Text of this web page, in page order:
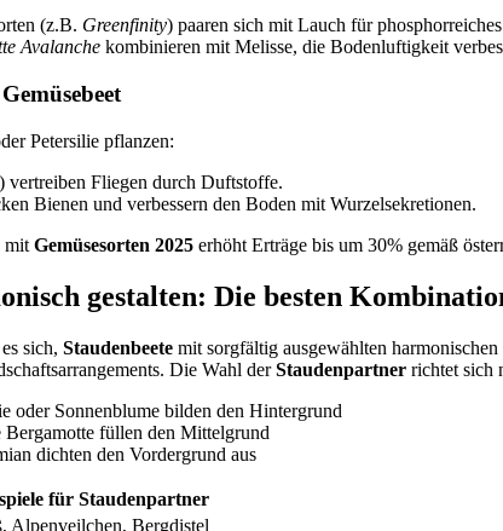
(z.B. Greenfinity) paaren sich mit Lauch für
Avalanche kombinieren mit Melisse, die Bodenluftigkeit
Petersilie pflanzen:
Fliegen durch Duftstoffe.
Bienen und verbessern den Boden mit Wurzelsekretionen.
mit Gemüsesorten 2025 erhöht Erträge bis um 30% gemäß
gestalten: Die besten
sich, Staudenbeete mit sorgfältig ausgewählten
Die Wahl derStaudenpartner richtet sich
oder Sonnenblume bilden den Hintergrund
füllen den Mittelgrund
dichten den Vordergrund aus
für Staudenpartner
Alpenveilchen, Bergdistel